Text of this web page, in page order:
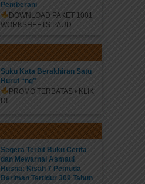
Pemberani
DOWNLOAD PAKET 1001
WORKSHEETS PAUD...
Suku Kata Berakhiran Satu
Huruf “ng”
PROMO TERBATAS • KLIK
DI...
Segera Terbit Buku Cerita
dan Mewarnai Asmaul
Husna: Kisah 7 Pemuda
Beriman Tertidur 309 Tahun